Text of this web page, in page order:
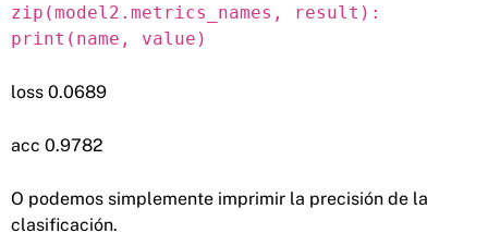
zip(model2.metrics_names, result):
print(name, value)
loss 0.0689
acc 0.9782
O podemos simplemente imprimir la precisión de la
clasificación.